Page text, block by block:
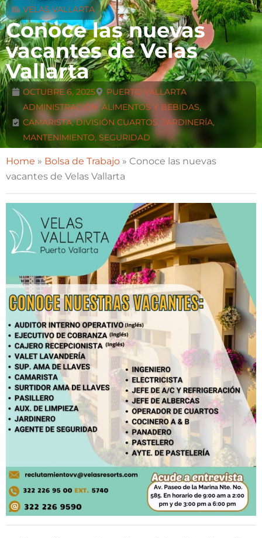
VELAS VALLARTA
Conoce las nuevas
vacantes de Velas
Vallarta
OCTUBRE 6, 2025
PUERTO VALLARTA
ADMINISTRACIÓN,ALIMENTOS Y BEBIDAS,
CAMARISTA,DIVISIÓN CUARTOS, JARDINERÍA,
MANTENIMIENTO, SEGURIDAD
Home » Bolsa de Trabajo » Conoce las nuevas
vacantes de Velas Vallarta